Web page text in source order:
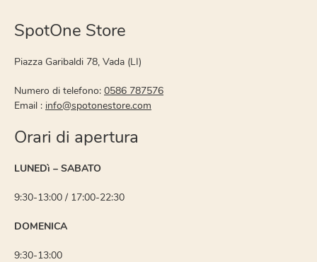
SpotOne Store
Piazza Garibaldi 78, Vada (LI)
Numero di telefono: 0586 787576
Email : info@spotonestore.com
Orari di apertura
LUNEDì – SABATO
9:30-13:00 / 17:00-22:30
DOMENICA
9:30-13:00